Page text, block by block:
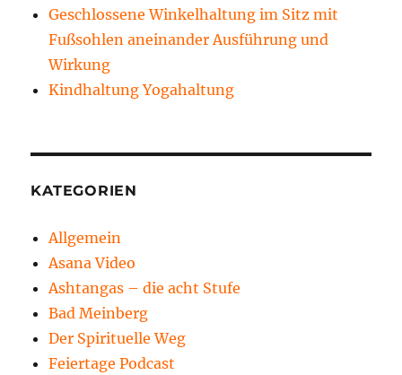
Geschlossene Winkelhaltung im Sitz mit
Fußsohlen aneinander Ausführung und
Wirkung
Kindhaltung Yogahaltung
KATEGORIEN
Allgemein
Asana Video
Ashtangas – die acht Stufe
Bad Meinberg
Der Spirituelle Weg
Feiertage Podcast